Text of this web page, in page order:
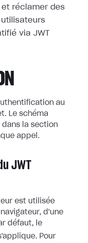
réclamer des
via JWT
au
Le schéma
la section
appel.
JWT
est utilisée
d'une
défaut, le
Pour